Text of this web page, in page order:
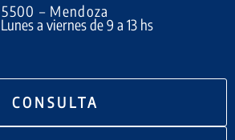
5500 – Mendoza
a viernes de 9 a 13 hs
CONSULTA